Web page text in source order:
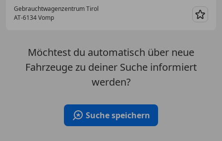
Gebrauchtwagenzentrum Tirol
AT-6134 Vomp
Möchtest du automatisch über neue
Fahrzeuge zu deiner Suche informiert
werden?
Suche speichern